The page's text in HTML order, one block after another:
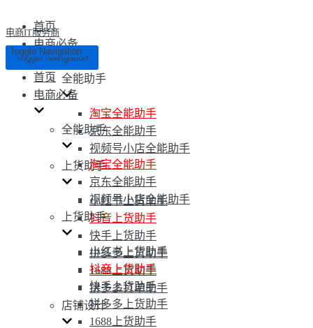
首页
电商必备
全能助手
淘宝全能助手
京东全能助手
视频号小店全能助手
上货助手
小红书上货助手
抖音上货助手
快手上货助手
拼多多上货助手
1688上货助手
拼多多打单助手
店铺设计
电商IT服务商
Toggle Navigation
Toggle Navigation
首页
电商必备
全能助手
淘宝全能助手
京东全能助手
视频号小店全能助手
上货助手
小红书上货助手
抖音上货助手
快手上货助手
拼多多上货助手
1688上货助手